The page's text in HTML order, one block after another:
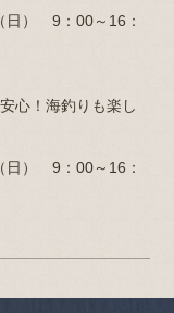
日） 9：00～16：
心！海釣りも楽し
日） 9：00～16：